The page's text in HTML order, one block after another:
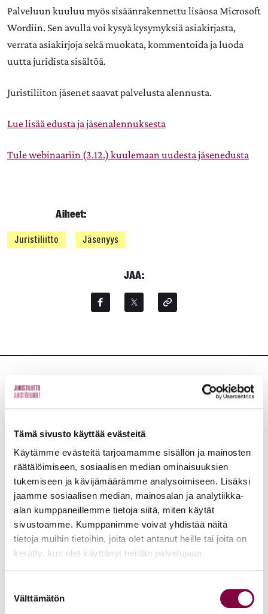
Tämä sivusto käyttää evästeitä
Käytämme evästeitä tarjoamamme sisällön ja mainosten
räätälöimiseen, sosiaalisen median ominaisuuksien
tukemiseen ja kävijämäärämme analysoimiseen. Lisäksi
jaamme sosiaalisen median, mainosalan ja analytiikka-
alan kumppaneillemme tietoja siitä, miten käytät
sivustoamme. Kumppanimme voivat yhdistää näitä
tietoja muihin tietoihin, joita olet antanut heille tai joita on
kerätty, kun olet käyttänyt heidän palvelujaan.
valinta
Välttämätön
Palveluun kuuluu myös sisäänrakennettu lisäosa Microsoft
Wordiin. Sen avulla voi kysyä kysymyksiä asiakirjasta,
verrata asiakirjoja sekä muokata, kommentoida ja luoda
uutta juridista sisältöä.
Juristiliiton jäsenet saavat palvelusta alennusta.
Lue lisää edusta ja jäsenalennuksesta
Tule webinaariin (3.12.) kuulemaan uudesta jäsenedusta
Aiheet:
Juristiliitto Jäsenyys
JAA:
Lisää uutisia
Uutiset 4.8.2026
YTN: Tietoa AMK-alan lakosta
Työmarkkinat
Uutiset 16.6.2026
oikeustieteellisen opetuksen ja tutkimuksen